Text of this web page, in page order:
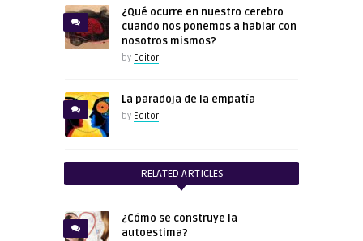
¿Qué ocurre en nuestro cerebro
cuando nos ponemos a hablar con
nosotros mismos?
by Editor
La paradoja de la empatía
by Editor
RELATED ARTICLES
¿Cómo se construye la
autoestima?